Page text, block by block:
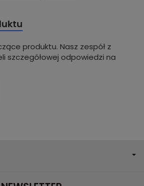
produktu. Nasz zespół z
szczegółowej odpowiedzi na